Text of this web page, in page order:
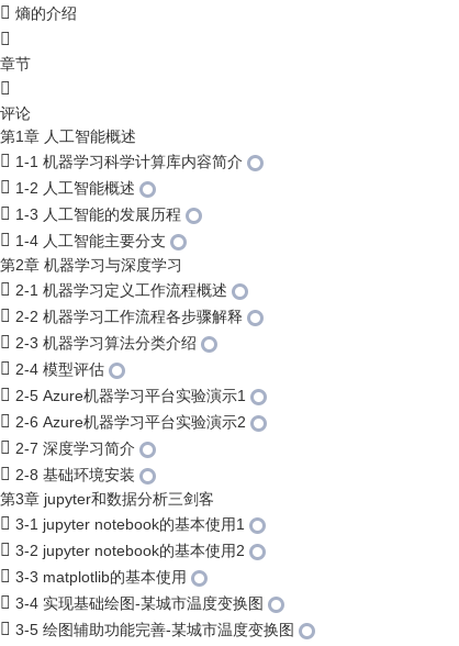
熵的介绍
章节
评论
第1章 人工智能概述
1-1 机器学习科学计算库内容简介
1-2 人工智能概述
1-3 人工智能的发展历程
1-4 人工智能主要分支
第2章 机器学习与深度学习
2-1 机器学习定义工作流程概述
2-2 机器学习工作流程各步骤解释
2-3 机器学习算法分类介绍
2-4 模型评估
2-5 Azure机器学习平台实验演示1
2-6 Azure机器学习平台实验演示2
2-7 深度学习简介
2-8 基础环境安装
第3章 jupyter和数据分析三剑客
3-1 jupyter notebook的基本使用1
3-2 jupyter notebook的基本使用2
3-3 matplotlib的基本使用
3-4 实现基础绘图-某城市温度变换图
3-5 绘图辅助功能完善-某城市温度变换图